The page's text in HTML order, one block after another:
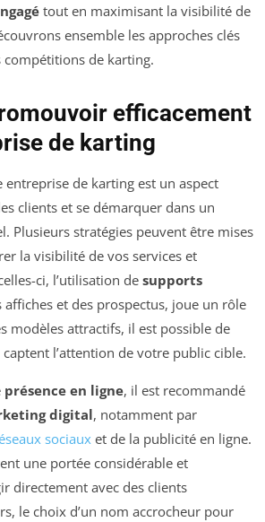
tout en maximisant la visibilité de
ensemble les approches clés
de karting.
efficacement
de karting
entreprise de karting est un aspect
clients et se démarquer dans un
Plusieurs stratégies peuvent être mises
la visibilité de vos services et
ci, l’utilisation de supports
affiches et des prospectus, joue un rôle
modèles attractifs, il est possible de
l’attention de votre public cible.
présence en ligne, il est recommandé
digital, notamment par
sociauxet de la publicité en ligne.
une portée considérable et
directement avec des clients
le choix d’un nom accrocheur pour